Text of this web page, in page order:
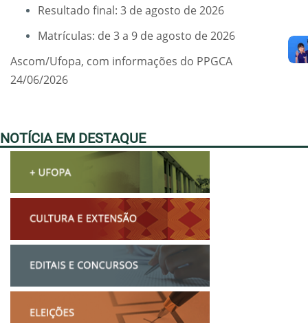
Resultado final: 3 de agosto de 2026
Matrículas: de 3 a 9 de agosto de 2026
Ascom/Ufopa, com informações do PPGCA
24/06/2026
NOTÍCIA EM DESTAQUE